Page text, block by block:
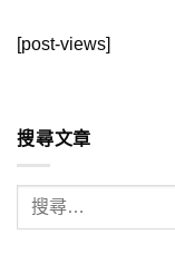
[post-views]
搜尋文章